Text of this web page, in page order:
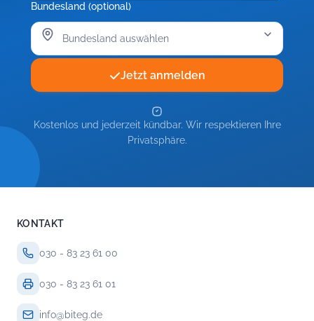
Bundesland (optional)
Jetzt anmelden
Kostenlos und jederzeit kündbar. Wir respektieren Ihre
Privatsphäre.
KONTAKT
030 - 83 23 61 00
030 - 83 23 61 01
info@biteg.de